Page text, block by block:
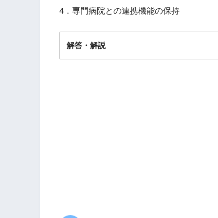
4．専門病院との連携機能の保持
解答・解説